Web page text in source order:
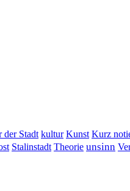
der Stadt kultur Kunst Kurz
Stalinstadt Theorie unsinn